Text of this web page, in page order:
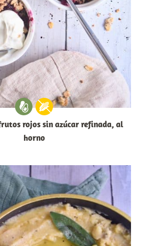
rojos sin azúcar refinada, al
horno